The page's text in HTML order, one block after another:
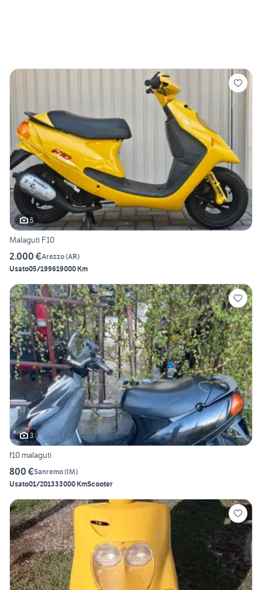
5
Malaguti F10
2.000 €Arezzo(AR)
Usato05/199619000 Km
3
f10 malaguti
800 €Sanremo(IM)
Usato01/201333000 KmScooter